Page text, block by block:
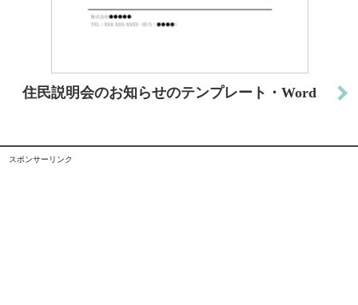
住民説明会のお知らせのテンプレート・Word
スポンサーリンク